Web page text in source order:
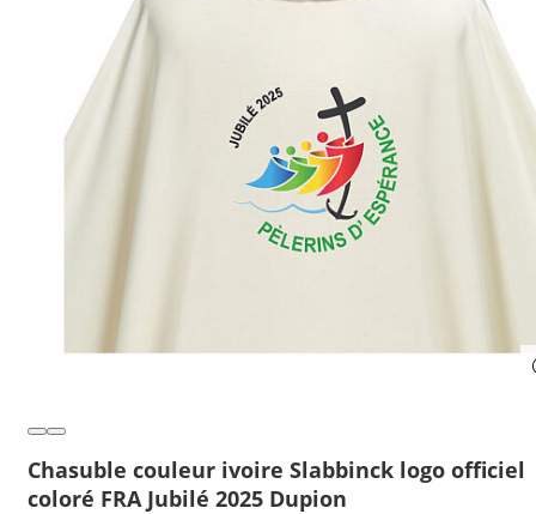
Chasuble couleur ivoire Slabbinck logo officiel
coloré FRA Jubilé 2025 Dupion